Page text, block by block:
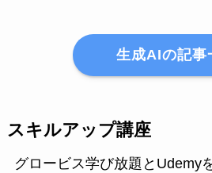
生成AIの記事
スキルアップ講座
グロービス学び放題とUdemy